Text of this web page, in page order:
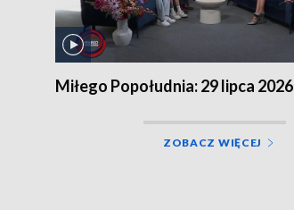
Miłego Popołudnia: 29 lipca 2026
ZOBACZ WIĘCEJ